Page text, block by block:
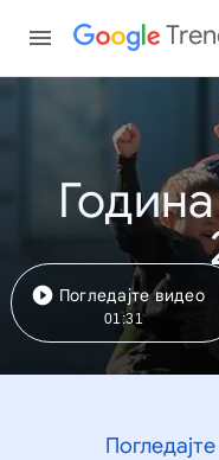
Погледајте видео
01:31